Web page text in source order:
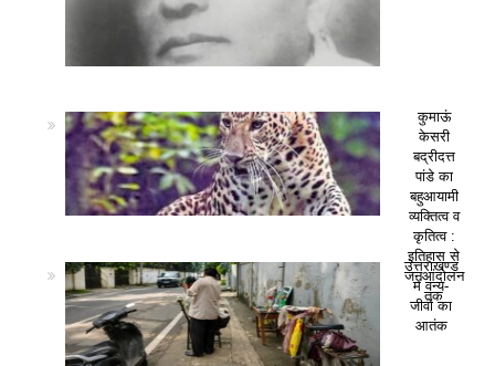
कुमाऊं
केसरी
बद्रीदत्त
पांडे का
बहुआयामी
व्यक्तित्व व
कृतित्व :
इतिहास से
जनआंदोलन
तक
उत्तराखण्ड
में वन्य-
जीवों का
आतंक